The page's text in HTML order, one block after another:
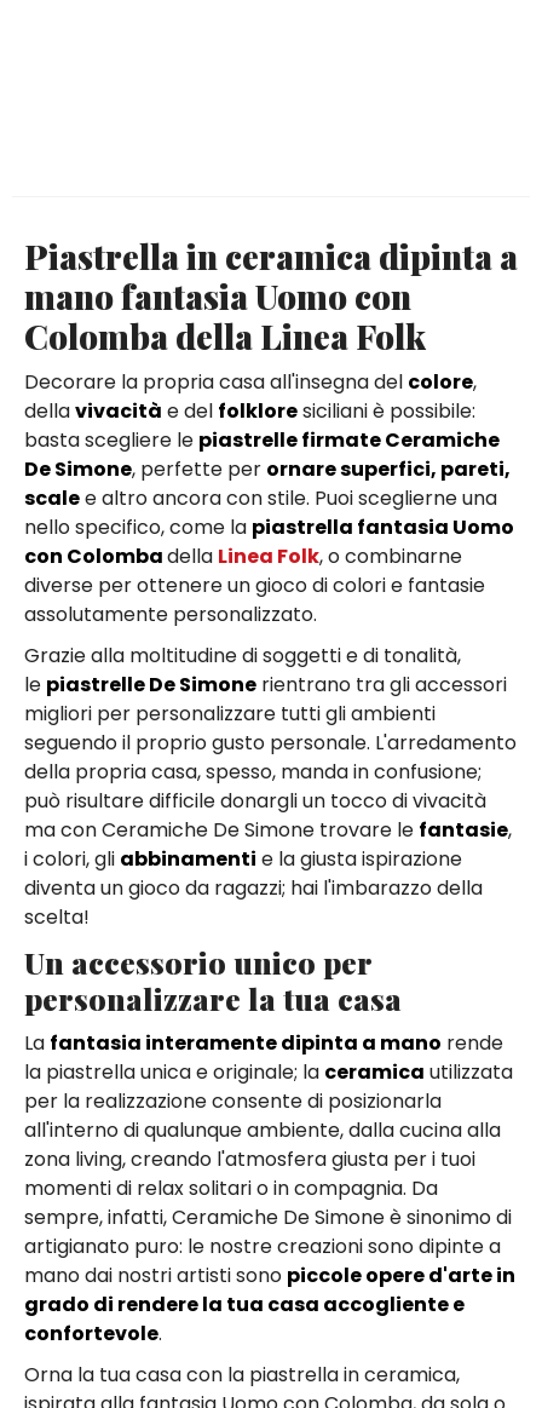
Piastrella in ceramica dipinta a
mano fantasia Uomo con
Colomba della Linea Folk
Decorare la propria casa all'insegna del colore,
dellavivacità e del folkloresiciliani è possibile:
basta scegliere le piastrelle firmate Ceramiche
De Simone, perfette per ornare superfici, pareti,
scalee altro ancora con stile. Puoi sceglierne una
nello specifico, come la piastrella fantasia Uomo
con Colombadella Linea Folk, o combinarne
diverse per ottenere un gioco di colori e fantasie
assolutamente personalizzato.
Grazie alla moltitudine di soggetti e di tonalità,
le piastrelle De Simone rientrano tra gli accessori
migliori per personalizzare tutti gli ambienti
seguendo il proprio gusto personale. L'arredamento
della propria casa, spesso, manda in confusione;
può risultare difficile donargli un tocco di vivacità
ma con Ceramiche De Simone trovare le fantasie,
i colori, gli abbinamenti e la giusta ispirazione
diventa un gioco da ragazzi; hai l'imbarazzo della
scelta!
Un accessorio unico per
personalizzare la tua casa
La fantasia interamente dipinta a mano rende
la piastrella unica e originale; la ceramica utilizzata
per la realizzazione consente di posizionarla
all'interno di qualunque ambiente, dalla cucina alla
zona living, creando l'atmosfera giusta per i tuoi
momenti di relax solitari o in compagnia. Da
sempre, infatti, Ceramiche De Simone è sinonimo di
artigianato puro: le nostre creazioni sono dipinte a
mano dai nostri artisti sono piccole opere d'arte in
grado di rendere la tua casa accogliente e
confortevole.
Orna la tua casa con la piastrella in ceramica,